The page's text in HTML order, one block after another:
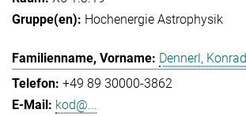
Hochenergie Astrophysik
Dennerl, Konrad
+49 89 30000-3862
kod@...